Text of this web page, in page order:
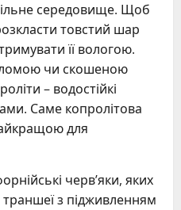
середовище. Щоб
товстий шар
її вологою.
чи скошеною
– водостійкі
Саме копролітова
для
черв’яки, яких
траншеї з підживленням